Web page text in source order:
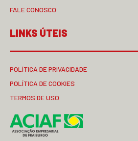
FALE CONOSCO
LINKS ÚTEIS
POLÍTICA DE PRIVACIDADE
POLÍTICA DE COOKIES
TERMOS DE USO